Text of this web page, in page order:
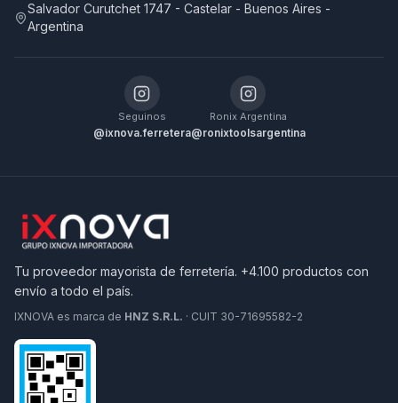
Salvador Curutchet 1747 - Castelar - Buenos Aires -
Argentina
Seguinos
@ixnova.ferretera
Ronix Argentina
@ronixtoolsargentina
Tu proveedor mayorista de ferretería. +4.100 productos con
envío a todo el país.
IXNOVA es marca de HNZ S.R.L. · CUIT 30-71695582-2